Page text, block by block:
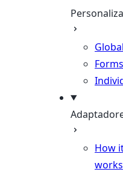
Global
Forms
How
works